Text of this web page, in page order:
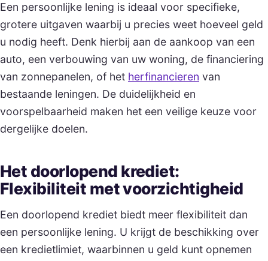
Een persoonlijke lening is ideaal voor specifieke,
grotere uitgaven waarbij u precies weet hoeveel geld
u nodig heeft. Denk hierbij aan de aankoop van een
auto, een verbouwing van uw woning, de financiering
van zonnepanelen, of het herfinancieren van
bestaande leningen. De duidelijkheid en
voorspelbaarheid maken het een veilige keuze voor
dergelijke doelen.
Het doorlopend krediet:
Flexibiliteit met voorzichtigheid
Een doorlopend krediet biedt meer flexibiliteit dan
een persoonlijke lening. U krijgt de beschikking over
een kredietlimiet, waarbinnen u geld kunt opnemen